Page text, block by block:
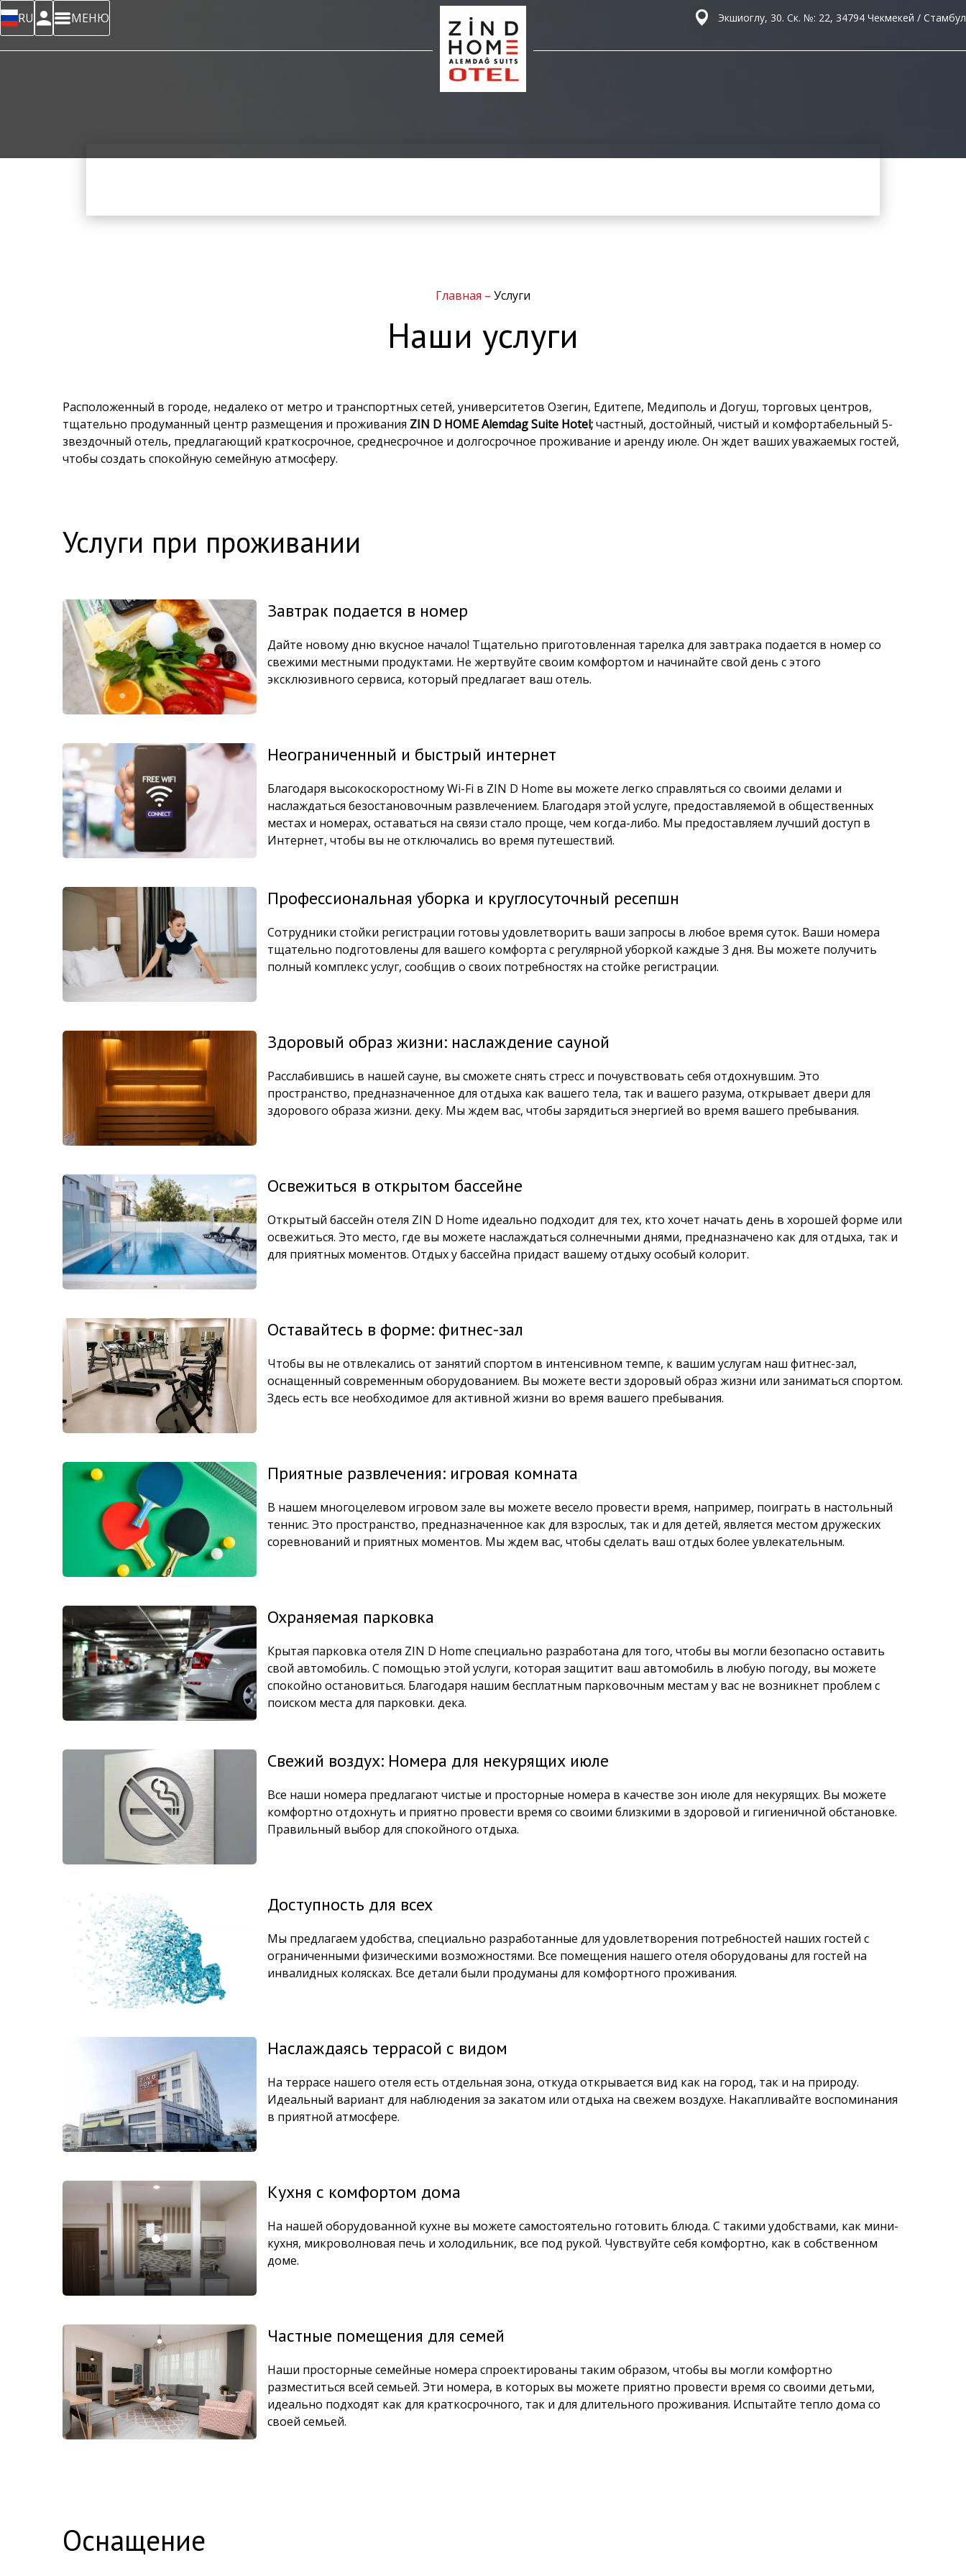
RU МЕНЮ Экшиоглу, 30. Ск. №: 22, 34794 Чекмекей / Стамбул
Главная – Услуги
Наши услуги
Расположенный в городе, недалеко от метро и транспортных сетей, университетов Озегин, Едитепе, Медиполь и Догуш, торговых центров,
тщательно продуманный центр размещения и проживания ZIN D HOME Alemdag Suite Hotel;частный, достойный, чистый и комфортабельный 5-
звездочный отель, предлагающий краткосрочное, среднесрочное и долгосрочное проживание и аренду июле. Он ждет ваших уважаемых гостей,
чтобы создать спокойную семейную атмосферу.
Услуги при проживании
Завтрак подается в номер
Дайте новому дню вкусное начало! Тщательно приготовленная тарелка для завтрака подается в номер со
свежими местными продуктами. Не жертвуйте своим комфортом и начинайте свой день с этого
эксклюзивного сервиса, который предлагает ваш отель.
Неограниченный и быстрый интернет
Благодаря высокоскоростному Wi-Fi в ZIN D Home вы можете легко справляться со своими делами и
наслаждаться безостановочным развлечением. Благодаря этой услуге, предоставляемой в общественных
местах и номерах, оставаться на связи стало проще, чем когда-либо. Мы предоставляем лучший доступ в
Интернет, чтобы вы не отключались во время путешествий.
Профессиональная уборка и круглосуточный ресепшн
Сотрудники стойки регистрации готовы удовлетворить ваши запросы в любое время суток. Ваши номера
тщательно подготовлены для вашего комфорта с регулярной уборкой каждые 3 дня. Вы можете получить
полный комплекс услуг, сообщив о своих потребностях на стойке регистрации.
Здоровый образ жизни: наслаждение сауной
Расслабившись в нашей сауне, вы сможете снять стресс и почувствовать себя отдохнувшим. Это
пространство, предназначенное для отдыха как вашего тела, так и вашего разума, открывает двери для
здорового образа жизни. деку. Мы ждем вас, чтобы зарядиться энергией во время вашего пребывания.
Освежиться в открытом бассейне
Открытый бассейн отеля ZIN D Home идеально подходит для тех, кто хочет начать день в хорошей форме или
освежиться. Это место, где вы можете наслаждаться солнечными днями, предназначено как для отдыха, так и
для приятных моментов. Отдых у бассейна придаст вашему отдыху особый колорит.
Оставайтесь в форме: фитнес-зал
Чтобы вы не отвлекались от занятий спортом в интенсивном темпе, к вашим услугам наш фитнес-зал,
оснащенный современным оборудованием. Вы можете вести здоровый образ жизни или заниматься спортом.
Здесь есть все необходимое для активной жизни во время вашего пребывания.
Приятные развлечения: игровая комната
В нашем многоцелевом игровом зале вы можете весело провести время, например, поиграть в настольный
теннис. Это пространство, предназначенное как для взрослых, так и для детей, является местом дружеских
соревнований и приятных моментов. Мы ждем вас, чтобы сделать ваш отдых более увлекательным.
Охраняемая парковка
Крытая парковка отеля ZIN D Home специально разработана для того, чтобы вы могли безопасно оставить
свой автомобиль. С помощью этой услуги, которая защитит ваш автомобиль в любую погоду, вы можете
спокойно остановиться. Благодаря нашим бесплатным парковочным местам у вас не возникнет проблем с
поиском места для парковки. дека.
Свежий воздух: Номера для некурящих июле
Все наши номера предлагают чистые и просторные номера в качестве зон июле для некурящих. Вы можете
комфортно отдохнуть и приятно провести время со своими близкими в здоровой и гигиеничной обстановке.
Правильный выбор для спокойного отдыха.
Доступность для всех
Мы предлагаем удобства, специально разработанные для удовлетворения потребностей наших гостей с
ограниченными физическими возможностями. Все помещения нашего отеля оборудованы для гостей на
инвалидных колясках. Все детали были продуманы для комфортного проживания.
Наслаждаясь террасой с видом
На террасе нашего отеля есть отдельная зона, откуда открывается вид как на город, так и на природу.
Идеальный вариант для наблюдения за закатом или отдыха на свежем воздухе. Накапливайте воспоминания
в приятной атмосфере.
Кухня с комфортом дома
На нашей оборудованной кухне вы можете самостоятельно готовить блюда. С такими удобствами, как мини-
кухня, микроволновая печь и холодильник, все под рукой. Чувствуйте себя комфортно, как в собственном
доме.
Частные помещения для семей
Наши просторные семейные номера спроектированы таким образом, чтобы вы могли комфортно
разместиться всей семьей. Эти номера, в которых вы можете приятно провести время со своими детьми,
идеально подходят как для краткосрочного, так и для длительного проживания. Испытайте тепло дома со
своей семьей.
Оснащение